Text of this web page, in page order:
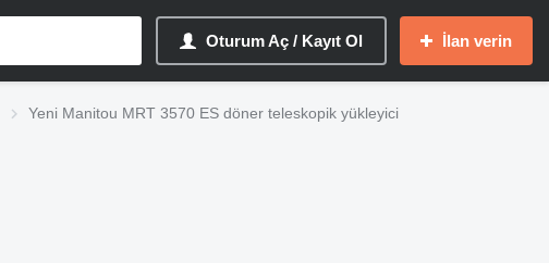
Oturum Aç / Kayıt Ol İlan verin
Yeni Manitou MRT 3570 ES döner teleskopik yükleyici